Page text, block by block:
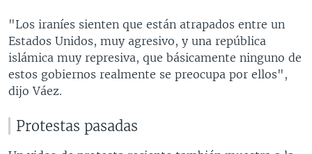
"Los iraníes sienten que están atrapados entre un
Estados Unidos, muy agresivo, y una república
islámica muy represiva, que básicamente ninguno de
estos gobiernos realmente se preocupa por ellos",
dijo Váez.
Protestas pasadas